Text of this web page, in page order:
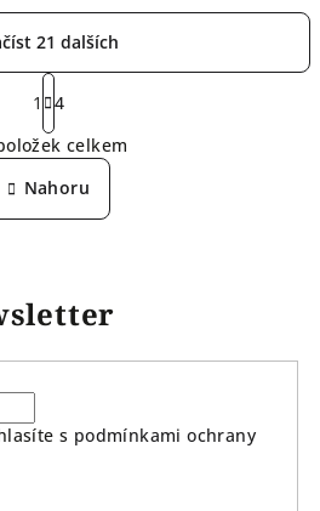
O
v
l
á
í
k
21 dalších
S
t
r
á
n
k
o
í
1
4
celkem
Nahoru
s podmínkami ochrany